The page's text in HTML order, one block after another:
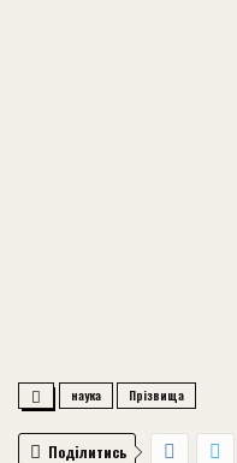
наука Прізвища
Поділитись